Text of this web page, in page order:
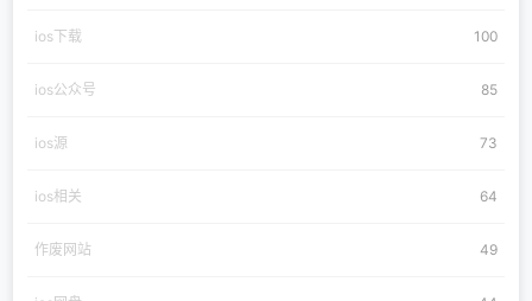
ios下载 100
ios公众号 85
ios源 73
ios相关 64
作废网站 49